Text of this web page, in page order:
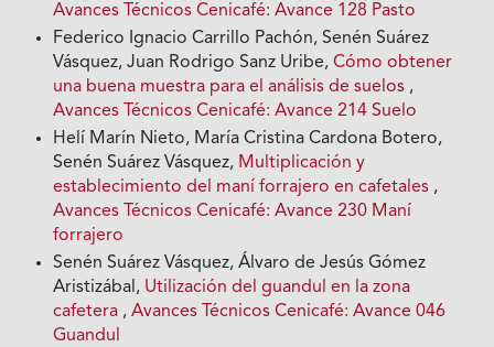
Avances Técnicos Cenicafé: Avance 128 Pasto
Federico Ignacio Carrillo Pachón, Senén Suárez
Vásquez, Juan Rodrigo Sanz Uribe,Cómo obtener
una buena muestra para el análisis de suelos ,
Avances Técnicos Cenicafé: Avance 214 Suelo
Helí Marín Nieto, María Cristina Cardona Botero,
Senén Suárez Vásquez, Multiplicación y
establecimiento del maní forrajero en cafetales ,
Avances Técnicos Cenicafé: Avance 230 Maní
forrajero
Senén Suárez Vásquez, Álvaro de Jesús Gómez
Aristizábal, Utilización del guandul en la zona
cafetera ,Avances Técnicos Cenicafé: Avance 046
Guandul